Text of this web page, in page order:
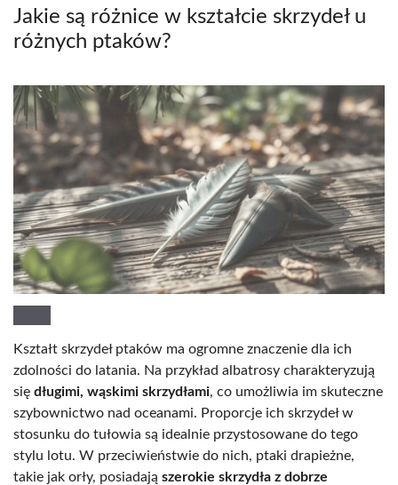
Jakie są różnice w kształcie skrzydeł u
różnych ptaków?
Kształt skrzydeł ptaków ma ogromne znaczenie dla ich
zdolności do latania. Na przykład albatrosy charakteryzują
się długimi, wąskimi skrzydłami, co umożliwia im skuteczne
szybownictwo nad oceanami. Proporcje ich skrzydeł w
stosunku do tułowia są idealnie przystosowane do tego
stylu lotu. W przeciwieństwie do nich, ptaki drapieżne,
takie jak orły, posiadają szerokie skrzydła z dobrze